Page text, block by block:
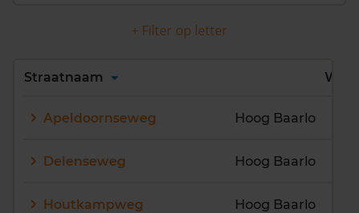
+ Filter op letter
Alles
M O
Q
R U
V
Straatnaam Wijk
Apeldoornseweg Hoog Baarlo
Delenseweg Hoog Baarlo
Houtkampweg Hoog Baarlo